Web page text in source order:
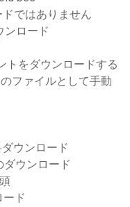
ではありません
ンロード
トをダウンロードする
ファイルとして手動
ウンロード
ダウンロード
ード